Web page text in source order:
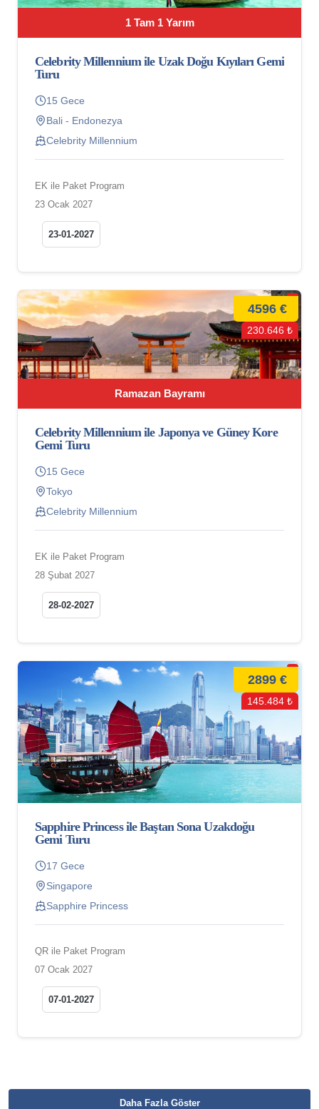
1 Tam 1 Yarım
Celebrity Millennium ile Uzak Doğu Kıyıları Gemi
Turu
15 Gece
Bali - Endonezya
Celebrity Millennium
EK ile Paket Program
23 Ocak 2027
23-01-2027
Ramazan Bayramı
4596 €
230.646 ₺
Celebrity Millennium ile Japonya ve Güney Kore
Gemi Turu
15 Gece
Tokyo
Celebrity Millennium
EK ile Paket Program
28 Şubat 2027
28-02-2027
2899 €
145.484 ₺
Sapphire Princess ile Baştan Sona Uzakdoğu
Gemi Turu
17 Gece
Singapore
Sapphire Princess
QR ile Paket Program
07 Ocak 2027
07-01-2027
Daha Fazla Göster